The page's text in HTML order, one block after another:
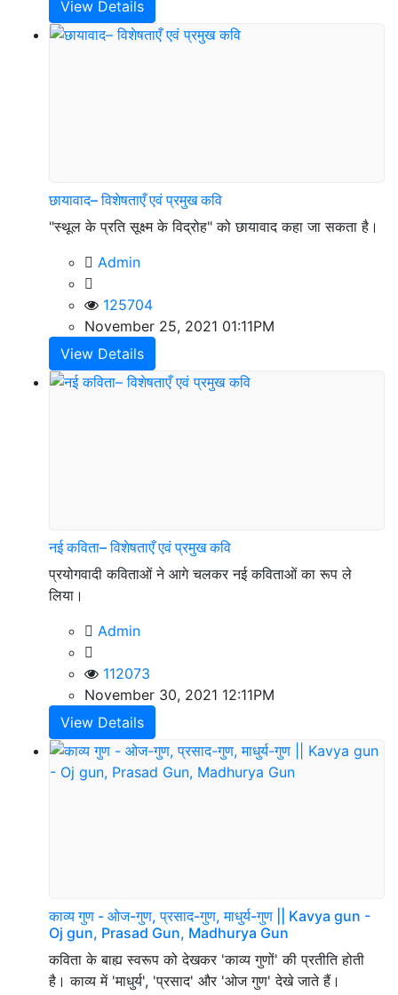
View Details
छायावाद– विशेषताएँ एवं प्रमुख कवि
"स्थूल के प्रति सूक्ष्म के विद्रोह" को छायावाद कहा जा सकता है।
Admin
125704
November 25, 2021 01:11PM
View Details
नई कविता– विशेषताएँ एवं प्रमुख कवि
प्रयोगवादी कविताओं ने आगे चलकर नई कविताओं का रूप ले
लिया।
Admin
112073
November 30, 2021 12:11PM
View Details
काव्य गुण - ओज-गुण, प्रसाद-गुण, माधुर्य-गुण || Kavya gun -
Oj gun, Prasad Gun, Madhurya Gun
कविता के बाह्य स्वरूप को देखकर 'काव्य गुणों' की प्रतीति होती
है। काव्य में 'माधुर्य', 'प्रसाद' और 'ओज गुण' देखे जाते हैं।